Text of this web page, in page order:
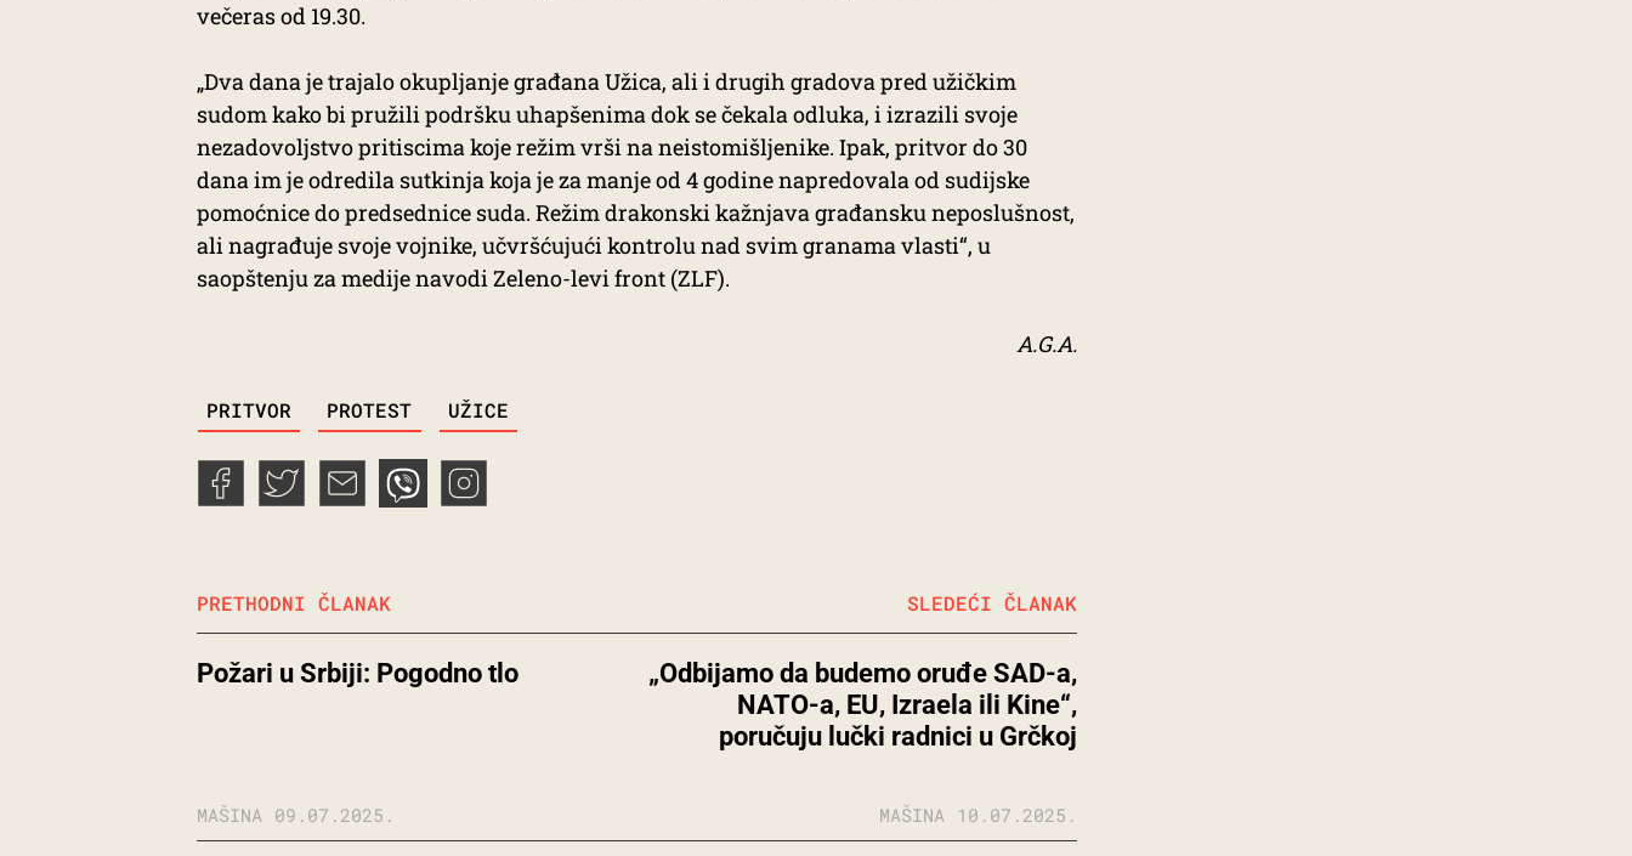
večeras od 19.30.
„Dva dana je trajalo okupljanje građana Užica, ali i drugih gradova pred užičkim
sudom kako bi pružili podršku uhapšenima dok se čekala odluka, i izrazili svoje
nezadovoljstvo pritiscima koje režim vrši na neistomišljenike. Ipak, pritvor do 30
dana im je odredila sutkinja koja je za manje od 4 godine napredovala od sudijske
pomoćnice do predsednice suda. Režim drakonski kažnjava građansku neposlušnost,
ali nagrađuje svoje vojnike, učvršćujući kontrolu nad svim granama vlasti“, u
saopštenju za medije navodi Zeleno-levi front (ZLF).
A.G.A.
PRITVOR PROTEST UŽICE
PRETHODNI ČLANAK
Požari u Srbiji: Pogodno tlo
MAŠINA 09.07.2025.
„Odbijamo da budemo oruđe SAD-a,
NATO-a, EU, Izraela ili Kine“,
poručuju lučki radnici u Grčkoj
SLEDEĆI ČLANAK
MAŠINA 10.07.2025.